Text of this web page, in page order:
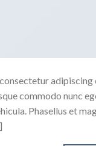
adipiscing
commodo nunc
Phasellus et